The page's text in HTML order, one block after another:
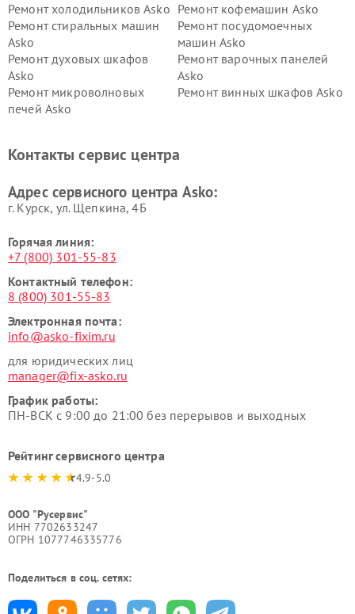
Ремонт холодильников Asko Ремонт кофемашин Asko
Ремонт стиральных машин
Asko
Ремонт посудомоечных
машин Asko
Ремонт духовых шкафов
Asko
Ремонт варочных панелей
Asko
Ремонт микроволновых
печей Asko
Ремонт винных шкафов Asko
Ремонт подогревателей
Ремонт промышленных
Asko
Контакты сервис центра
Адрес сервисного центра Asko:
г. Курск, ул. Щепкина, 4Б
Горячая линия:
+7 (800) 301-55-83
Контактный телефон:
8 (800) 301-55-83
Электронная почта:
info@asko-fixim.ru
для юридических лиц
manager@fix-asko.ru
График работы:
ПН-ВСК с 9:00 до 21:00 без перерывов и выходных
Рейтинг сервисного центра
4.9-5.0
ООО "Русервис"
ИНН 7702633247
ОГРН 1077746335776
Поделиться в соц. сетях: